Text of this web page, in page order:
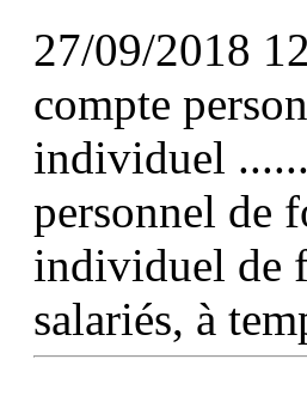
27/09/2018
compte
individuel
personnel de
individuel de
salariés, à